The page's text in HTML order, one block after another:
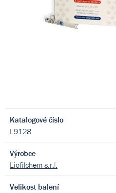
Katalogové číslo
L9128
Výrobce
Liofilchem s.r.l.
Velikost balení